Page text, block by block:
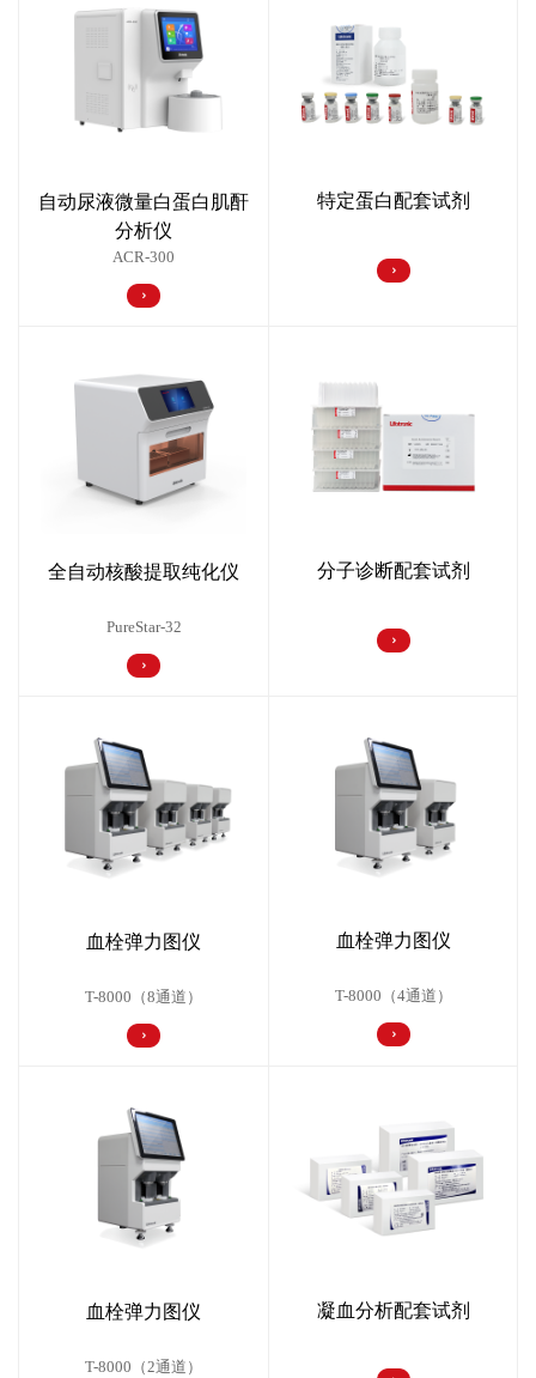
自动尿液微量白蛋白肌酐
分析仪
ACR-300
特定蛋白配套试剂
全自动核酸提取纯化仪
PureStar-32
分子诊断配套试剂
血栓弹力图仪
T-8000（8通道）
血栓弹力图仪
T-8000（4通道）
血栓弹力图仪
T-8000（2通道）
凝血分析配套试剂